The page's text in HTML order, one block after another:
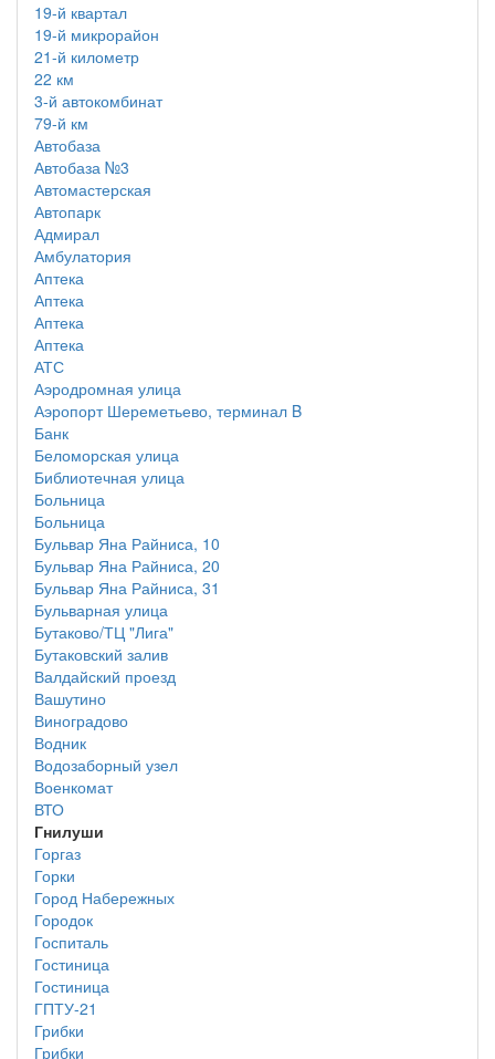
19-й квартал
19-й микрорайон
21-й километр
22 км
3-й автокомбинат
79-й км
Автобаза
Автобаза №3
Автомастерская
Автопарк
Адмирал
Амбулатория
Аптека
Аптека
Аптека
Аптека
АТС
Аэродромная улица
Аэропорт Шереметьево, терминал B
Банк
Беломорская улица
Библиотечная улица
Больница
Больница
Бульвар Яна Райниса, 10
Бульвар Яна Райниса, 20
Бульвар Яна Райниса, 31
Бульварная улица
Бутаково/ТЦ "Лига"
Бутаковский залив
Валдайский проезд
Вашутино
Виноградово
Водник
Водозаборный узел
Военкомат
ВТО
Гнилуши
Горгаз
Горки
Город Набережных
Городок
Госпиталь
Гостиница
Гостиница
ГПТУ-21
Грибки
Грибки